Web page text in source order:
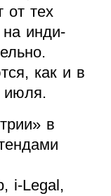
от тех
инди-
как и в
июля.
в
i-Legal,